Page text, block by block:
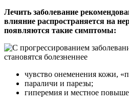
Лечить заболевание
влияние распространяется на
появляются такие симптомы:
чувство онеменения кожи,
параличи и парезы;
гиперемия и местное